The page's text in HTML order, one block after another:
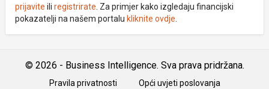
prijavite ili registrirate . Za primjer kako izgledaju financijski
pokazatelji na našem portalu kliknite ovdje
© 2026 - Business Intelligence. Sva prava pridržana.
Pravila privatnosti Opći uvjeti poslovanja